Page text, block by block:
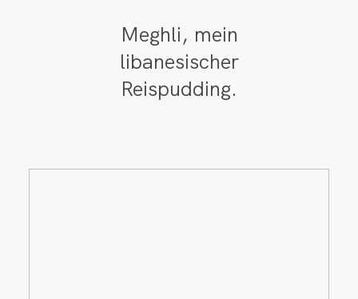
Meghli, mein
libanesischer
Reispudding.